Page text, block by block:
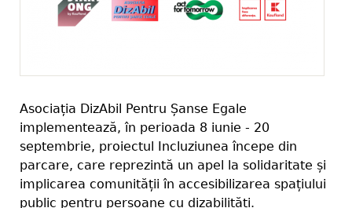
Asociația DizAbil Pentru Șanse Egale
implementează, în perioada 8 iunie - 20
septembrie, proiectul Incluziunea începe din
parcare, care reprezintă un apel la solidaritate și
implicarea comunității în accesibilizarea spațiului
public pentru persoane cu dizabilități.